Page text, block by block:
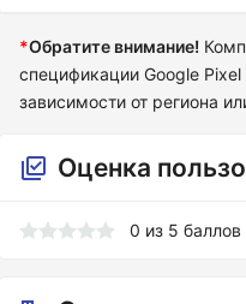
*Обратите внимание!
спецификации Google Pixel
зависимости от региона
Оценка
0 из 5 баллов